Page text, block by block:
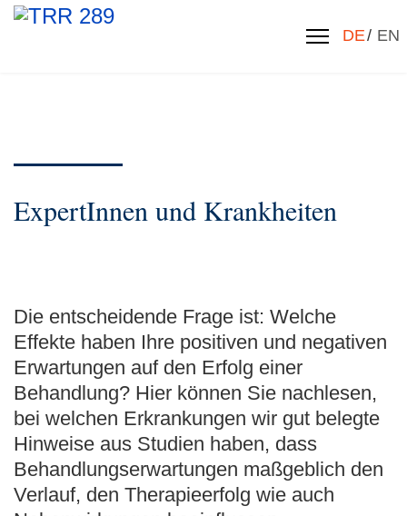
DE EN
ExpertInnen und Krankheiten
Die entscheidende Frage ist: Welche
Effekte haben Ihre positiven und negativen
Erwartungen auf den Erfolg einer
Behandlung? Hier können Sie nachlesen,
bei welchen Erkrankungen wir gut belegte
Hinweise aus Studien haben, dass
Behandlungserwartungen maßgeblich den
Verlauf, den Therapieerfolg wie auch